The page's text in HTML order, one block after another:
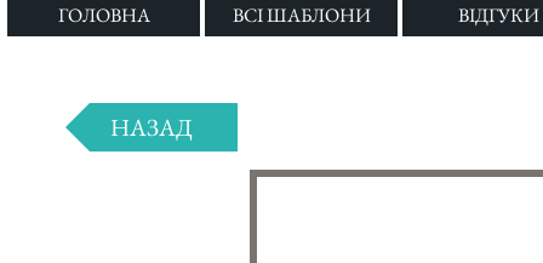
ГОЛОВНА ВСІ ШАБЛОНИ ВІДГУКИ
НАЗАД